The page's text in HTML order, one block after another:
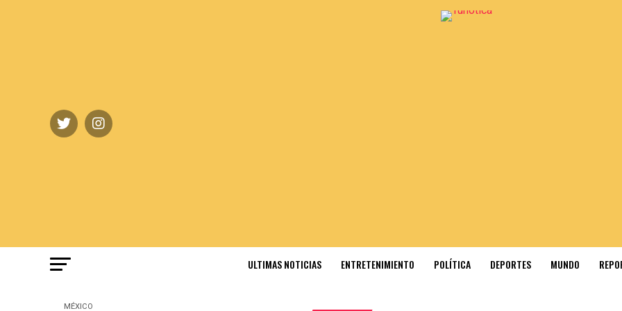
ULTIMAS NOTICIAS ENTRETENIMIENTO POLÍTICA DEPORTES MUNDO
MÉXICO